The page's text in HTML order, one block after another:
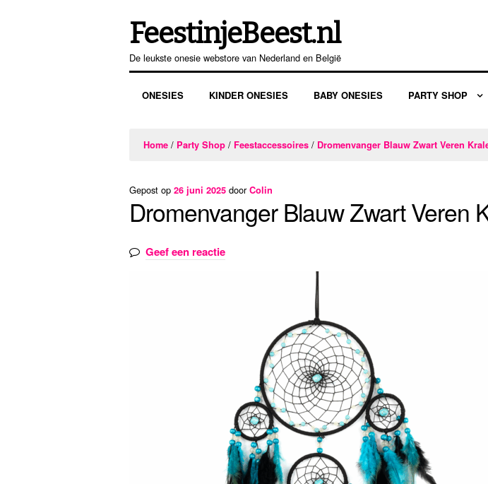
Ga
door
naar
Ga
direct
naar
inhoud
FeestinjeBeest.nl
De leukste onesie webstore van Nederland en België
ONESIES KINDER ONESIES BABY ONESIES PARTY SHOP
Home / Party Shop / Feestaccessoires / Dromenvanger Blauw Zwart Veren
Gepost op26 juni 2025 doorColin
Dromenvanger Blauw Zwart Veren
Geef een reactie